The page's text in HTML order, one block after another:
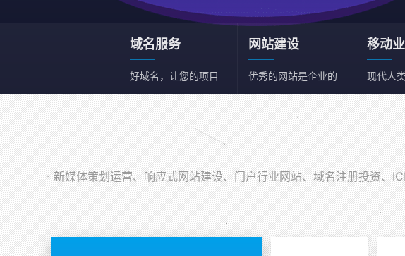
域名服务
好域名，让您的项目
和事业事半功倍
网站建设
优秀的网站是企业的
一张名片
移动
现代人
移动端
新媒体策划运营
新媒体综合策划运营
新媒体策划运营、响应式网站建设、门户行业网站、域名注册投资、